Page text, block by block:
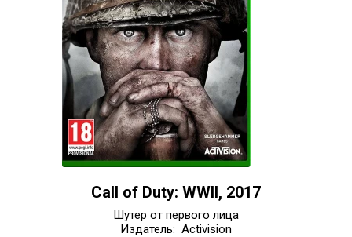
Call of Duty: WWII, 2017
Шутер от первого лица
Издатель: Activision